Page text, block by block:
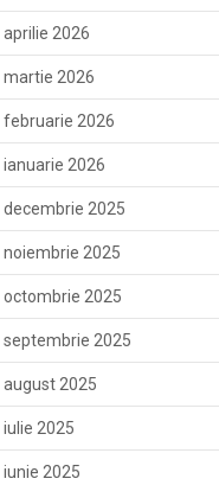
aprilie 2026
martie 2026
februarie 2026
ianuarie 2026
decembrie 2025
noiembrie 2025
octombrie 2025
septembrie 2025
august 2025
iulie 2025
iunie 2025